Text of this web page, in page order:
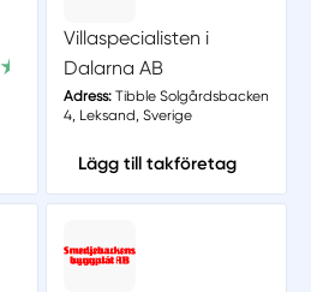
Villaspecialisten i
Dalarna AB
Adress:Tibble Solgårdsbacken
4, Leksand, Sverige
Lägg till takföretag